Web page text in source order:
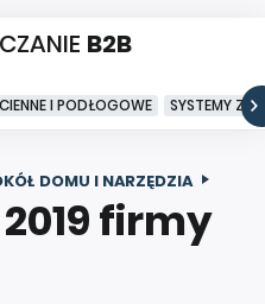
B2B
I PODŁOGOWE SYSTEMY
DOMU I NARZĘDZIA
firmy